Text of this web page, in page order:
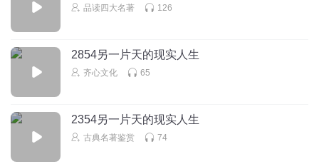
品读四大名著 126
2854另一片天的现实人生
齐心文化 65
2354另一片天的现实人生
古典名著鉴赏 74